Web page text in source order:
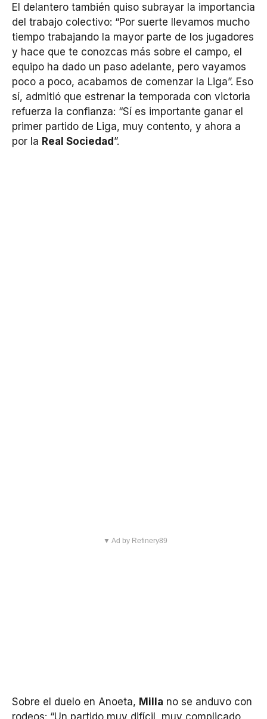
El delantero también quiso subrayar la importancia
del trabajo colectivo: “Por suerte llevamos mucho
tiempo trabajando la mayor parte de los jugadores
y hace que te conozcas más sobre el campo, el
equipo ha dado un paso adelante, pero vayamos
poco a poco, acabamos de comenzar la Liga”. Eso
sí, admitió que estrenar la temporada con victoria
refuerza la confianza: “Sí es importante ganar el
primer partido de Liga, muy contento, y ahora a
por la Real Sociedad”.
▼ Ad by Refinery89
Sobre el duelo en Anoeta, Milla no se anduvo con